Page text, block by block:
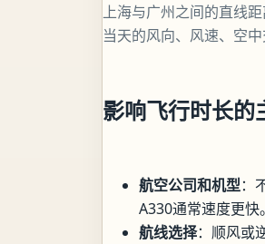
上海与广州之间的直线
当天的风向、风速、空
影响飞行时长的
航空公司和机型：
A330通常速度更快。
航线选择：顺风或